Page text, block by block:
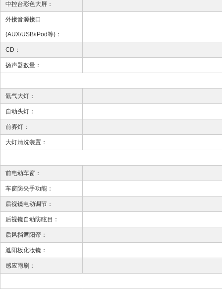
中控台彩色大屏：
外接音源接口
(AUX/USB/iPod等)：
CD：
扬声器数量：
氙气大灯：
自动头灯：
前雾灯：
大灯清洗装置：
前电动车窗：
车窗防夹手功能：
后视镜电动调节：
后视镜自动防眩目：
后风挡遮阳帘：
遮阳板化妆镜：
感应雨刷：